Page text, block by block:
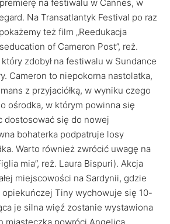
na festiwalu w Cannes, w
Na Transatlantyk Festival po raz
też film „Reedukacja
of Cameron Post”, reż.
zdobył na festiwalu w Sundance
Cameron to niepokorna nastolatka,
z przyjaciółką, w wyniku czego
ośrodka, w którym powinna się
dostosować się do nowej
bohaterka podpatruje losy
Warto również zwrócić uwagę na
mia”, reż. Laura Bispuri). Akcja
miejscowości na Sardynii, gdzie
Tiny wychowuje się 10-
je silna więź zostanie wystawiona